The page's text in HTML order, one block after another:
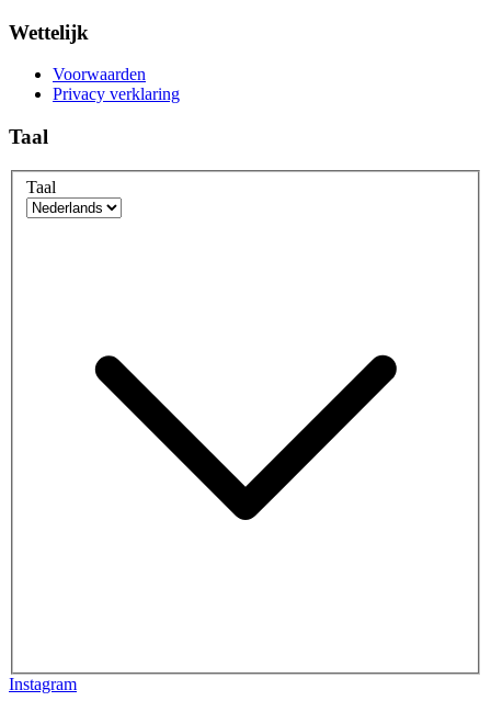
Wettelijk
Voorwaarden
Privacy verklaring
Taal
Taal
Instagram